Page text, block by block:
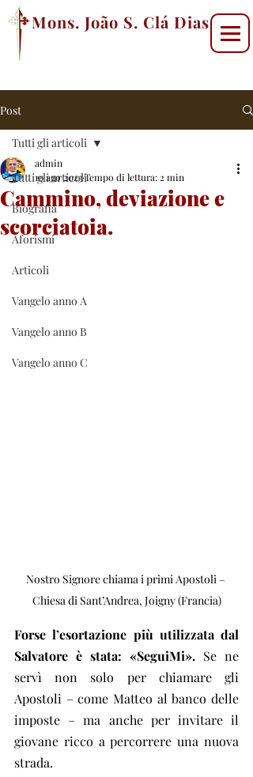
Mons. João S. Clá Dias
Post
Tutti gli articoli
Biografia
Aforismi
Articoli
Vangelo anno A
Vangelo anno B
Vangelo anno C
Tutti gli articoli
Cammino, deviazione e
scorciatoia.
admin
10 ago 2023Tempo di lettura: 2 min
Nostro Signore chiama i primi Apostoli –
Chiesa di Sant’Andrea, Joigny (Francia)
Forse l’esortazione più utilizzata dal
Salvatore è stata: «SeguiMi». Se ne
servì non solo per chiamare gli
Apostoli – come Matteo al banco delle
imposte – ma anche per invitare il
giovane ricco a percorrere una nuova
strada.